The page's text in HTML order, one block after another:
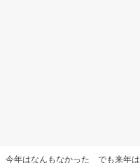
今年はなんもなかった でも来年は